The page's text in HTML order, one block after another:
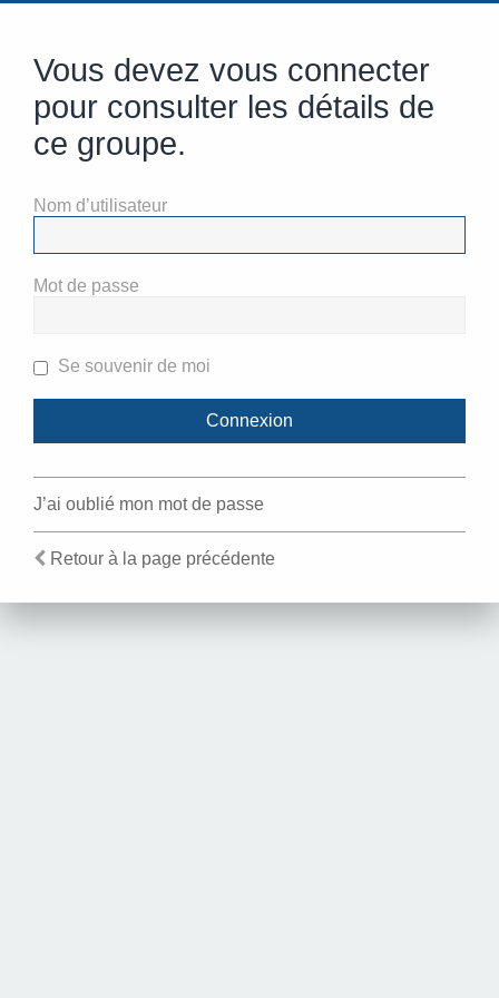
Vous devez vous connecter
pour consulter les détails de
ce groupe.
Nom d’utilisateur
Mot de passe
Se souvenir de moi
J’ai oublié mon mot de passe
Retour à la page précédente